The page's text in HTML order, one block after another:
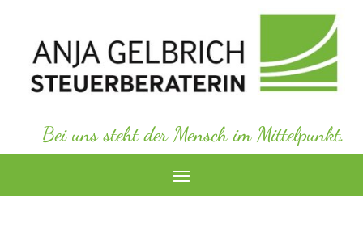
Bei uns steht der Mensch im Mittelpunkt.